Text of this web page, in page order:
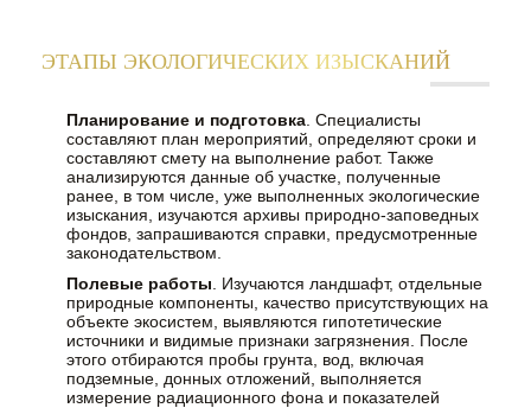
ЭТАПЫ ЭКОЛОГИЧЕСКИХ ИЗЫСКАНИЙ
Планирование и подготовка. Специалисты
составляют план мероприятий, определяют сроки и
составляют смету на выполнение работ. Также
анализируются данные об участке, полученные
ранее, в том числе, уже выполненных экологические
изыскания, изучаются архивы природно-заповедных
фондов, запрашиваются справки, предусмотренные
законодательством.
Полевые работы . Изучаются ландшафт, отдельные
природные компоненты, качество присутствующих на
объекте экосистем, выявляются гипотетические
источники и видимые признаки загрязнения. После
этого отбираются пробы грунта, вод, включая
подземные, донных отложений, выполняется
измерение радиационного фона и показателей